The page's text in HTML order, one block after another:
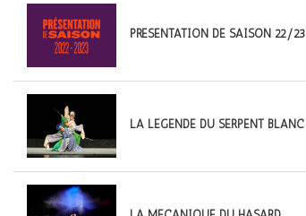
PRÉSENTATION DE SAISON 22/23
LA LEGENDE DU SERPENT BLANC